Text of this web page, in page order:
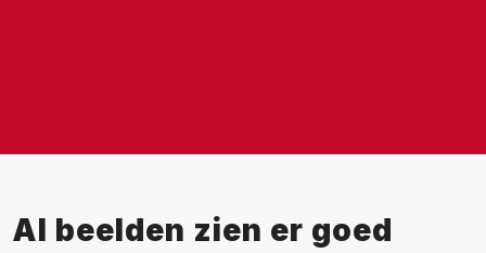
AI beelden zien er goed